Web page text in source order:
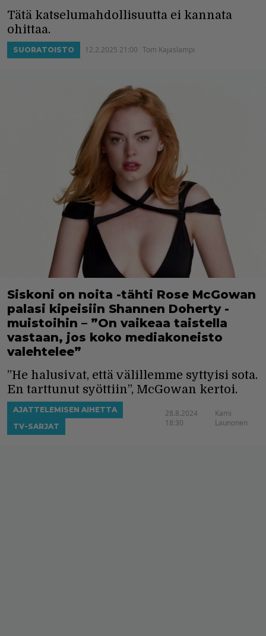
Tätä katselumahdollisuutta ei kannata
ohittaa.
SUORATOISTO 12.2.2025 21:00 Tom Kajaslampi
Siskoni on noita -tähti Rose McGowan
palasi kipeisiin Shannen Doherty -
muistoihin – ”On vaikeaa taistella
vastaan, jos koko mediakoneisto
valehtelee”
”He halusivat, että välillemme syttyisi sota.
En tarttunut syöttiin”, McGowan kertoi.
AJATTELEMISEN AIHETTA
TV-SARJAT
28.8.2024
18:30
Kami
Launonen